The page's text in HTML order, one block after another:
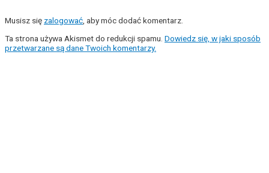
Musisz się zalogować, aby móc dodać komentarz.
Ta strona używa Akismet do redukcji spamu. Dowiedz się, w jaki sposób
przetwarzane są dane Twoich komentarzy.